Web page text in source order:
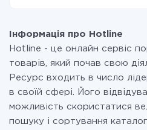
при необхідності.
Інформація про Hotline
Hotline - це онлайн сервіс
товарів, який почав свою
Ресурс входить в число
в своїй сфері. Його
можливість скористатися
пошуку і сортування